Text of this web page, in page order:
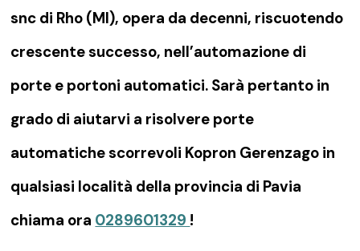
snc di Rho (MI), opera da decenni, riscuotendo
crescente successo, nell’automazione di
porte e portoni automatici. Sarà pertanto in
grado di aiutarvi a risolvere porte
automatiche scorrevoli Kopron Gerenzago in
qualsiasi località della provincia di Pavia
chiama ora 0289601329 !